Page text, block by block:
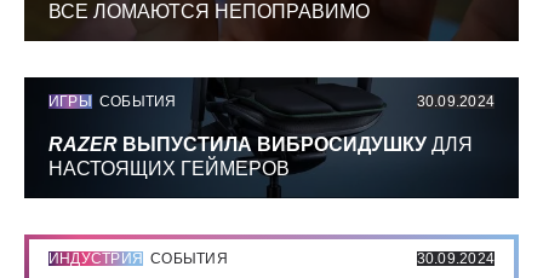
ВСЕ ЛОМАЮТСЯ НЕПОПРАВИМО
ИГРЫ СОБЫТИЯ 30.09.2024
RAZER ВЫПУСТИЛА ВИБРОСИДУШКУ ДЛЯ
НАСТОЯЩИХ ГЕЙМЕРОВ
ИНДУСТРИЯ СОБЫТИЯ 30.09.2024